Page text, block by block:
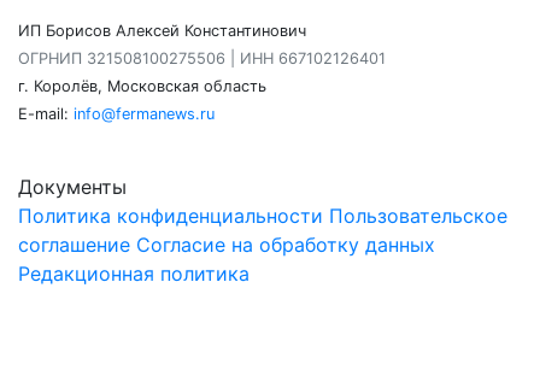
ИП Борисов Алексей Константинович
ОГРНИП 321508100275506 | ИНН 667102126401
г. Королёв, Московская область
E-mail: info@fermanews.ru
Документы
Политика конфиденциальности Пользовательское
соглашение Согласие на обработку данных
Редакционная политика